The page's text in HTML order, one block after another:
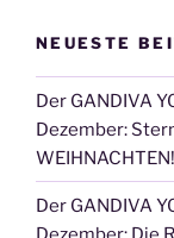
NEUESTE
Der GANDIVA
Dezember:
WEIHNACHTEN!
Der GANDIVA